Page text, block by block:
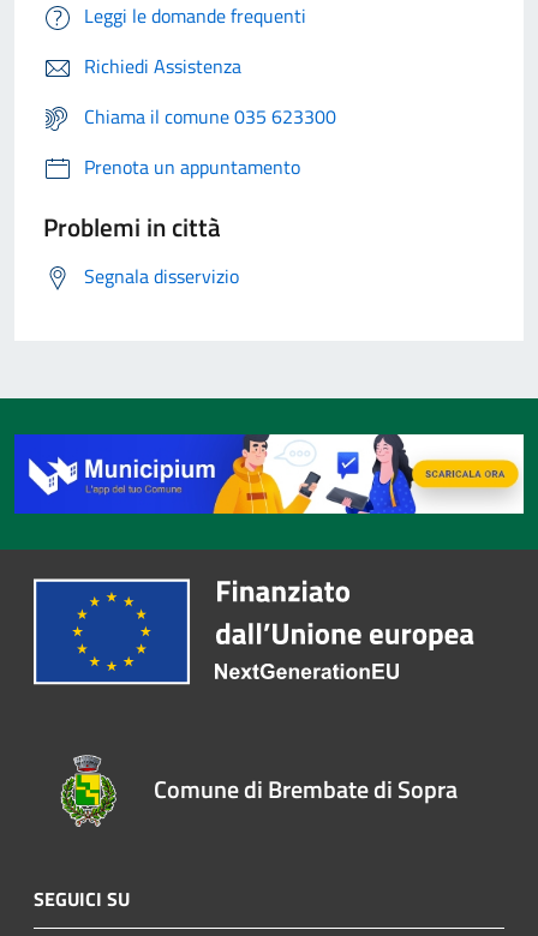
Leggi le domande frequenti
Richiedi Assistenza
Chiama il comune 035 623300
Prenota un appuntamento
Problemi in città
Segnala disservizio
Comune di Brembate di Sopra
SEGUICI SU